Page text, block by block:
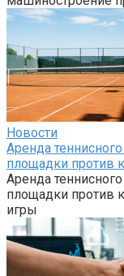
Новости
Аренда
площадки против
Аренда
площадки против
игры